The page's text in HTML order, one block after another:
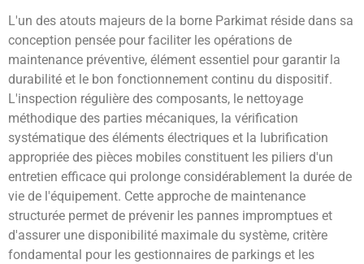
L'un des atouts majeurs de la borne Parkimat réside dans sa
conception pensée pour faciliter les opérations de
maintenance préventive, élément essentiel pour garantir la
durabilité et le bon fonctionnement continu du dispositif.
L'inspection régulière des composants, le nettoyage
méthodique des parties mécaniques, la vérification
systématique des éléments électriques et la lubrification
appropriée des pièces mobiles constituent les piliers d'un
entretien efficace qui prolonge considérablement la durée de
vie de l'équipement. Cette approche de maintenance
structurée permet de prévenir les pannes impromptues et
d'assurer une disponibilité maximale du système, critère
fondamental pour les gestionnaires de parkings et les